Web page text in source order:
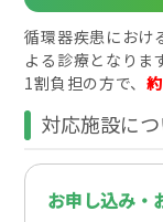
循環器疾患におけ
よる診療となりま
1割負担の方で、
対応施設に
お申し込み・